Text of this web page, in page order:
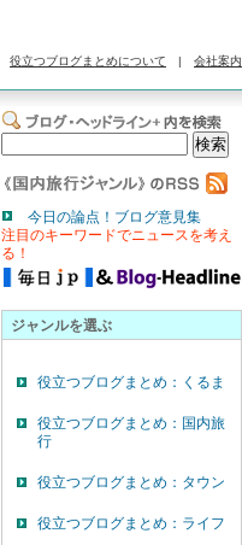
役立つブログまとめについて | 会社案内
今日の論点！ブログ意見集
注目のキーワードでニュースを考え
る！
ジャンルを選ぶ
役立つブログまとめ：くるま
役立つブログまとめ：国内旅
行
役立つブログまとめ：タウン
役立つブログまとめ：ライフ